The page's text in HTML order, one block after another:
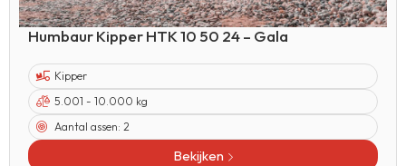
Humbaur Kipper HTK 10 50 24 – Gala
Kipper
5.001 - 10.000 kg
Aantal assen: 2
Bekijken